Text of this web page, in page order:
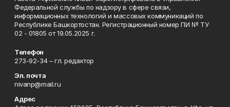
Федеральной службы по надзору в сфере связи,
информационных технологий и массовых коммуникаций по
Республике Башкортостан. Регистрационный номер ПИ № ТУ
02 - 01805 от 19.05.2025 г.
Телефон
273-92-34 – гл. редактор
Эл. почта
nivanp@mail.ru
Адрес